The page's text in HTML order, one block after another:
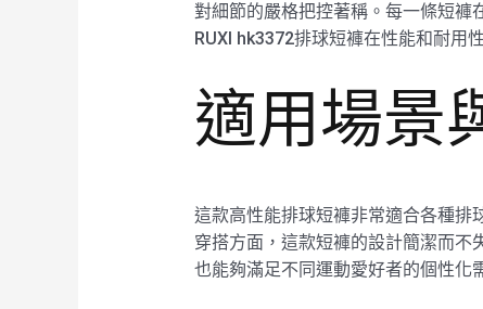
對細節的嚴格把控著稱。每一條短褲
RUXI hk3372排球短褲在性能和耐用
適用場景
這款高性能排球短褲非常適合各種排
穿搭方面，這款短褲的設計簡潔而不
也能夠滿足不同運動愛好者的個性化